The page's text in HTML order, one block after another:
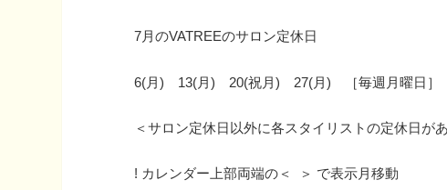
7月のVATREEのサロン定休日
6(月) 13(月) 20(祝月) 27(月) ［毎週月曜日］
＜サロン定休日以外に各スタイリストの定休日が
! カレンダー上部両端の＜ ＞ で表示月移動